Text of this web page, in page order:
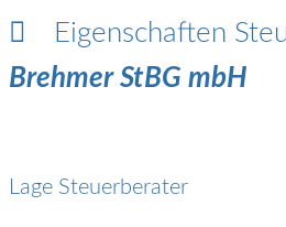
Eigenschaften
Brehmer StBG mbH
Lage Steuerberater